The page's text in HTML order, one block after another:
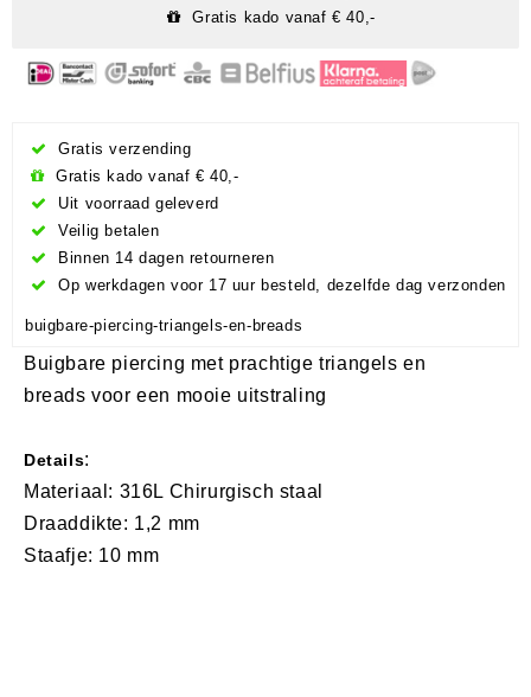
Gratis kado vanaf € 40,-
Gratis verzending
Gratis kado vanaf € 40,-
Uit voorraad geleverd
Veilig betalen
Binnen 14 dagen retourneren
Op werkdagen voor 17 uur besteld, dezelfde dag verzonden
buigbare-piercing-triangels-en-breads
Buigbare piercing met prachtige triangels en
breads voor een mooie uitstraling
Details:
Materiaal: 316L Chirurgisch staal
Draaddikte: 1,2 mm
Staafje: 10 mm